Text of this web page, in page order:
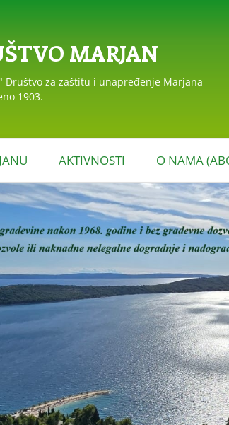
MARJAN
Društvo za zaštitu i unapređenje Marjana
1903.
AKTIVNOSTI
PRIOPĆENJA I REAGIRANJA
O NAMA
POVIJEST
MARJAN
MARJAN
STATUT
I PROGRAM
UPRAVNI
MARJAN
POSTUPAK
(MEMBERSHIP